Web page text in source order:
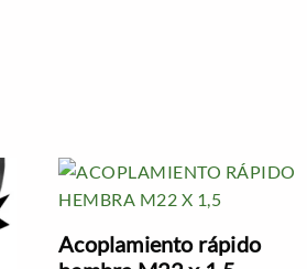
Acoplamiento rápido